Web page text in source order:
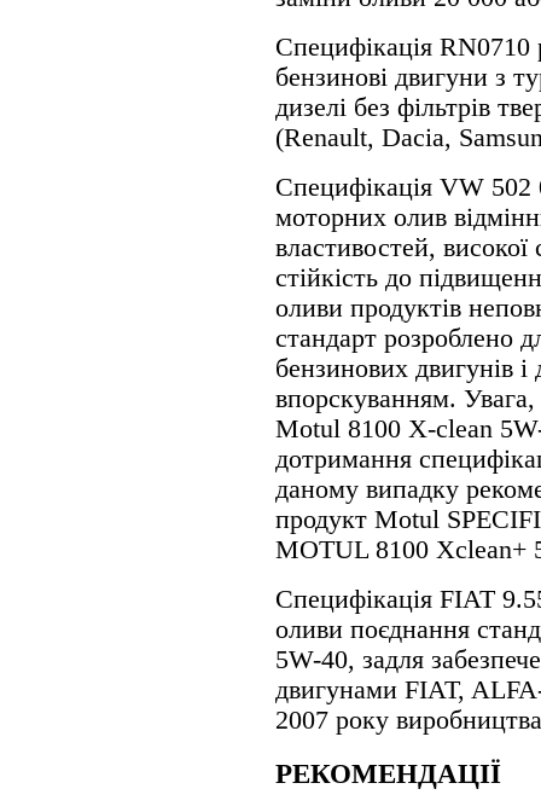
Специфікація RN0710
бензинові двигуни з
дизелі без фільтрів
(Renault, Dacia,
Специфікація VW 502
моторних олив
властивостей, високої
стійкість до
оливи продуктів
стандарт розроблено
бензинових двигунів і
впорскуванням.
Motul 8100 X-clean
дотримання
даному випадку
продукт Motul
MOTUL 8100 Xclean+
Специфікація FIAT
оливи поєднання
5W-40, задля
двигунами FIAT,
2007 року
РЕКОМЕНДАЦІЇ